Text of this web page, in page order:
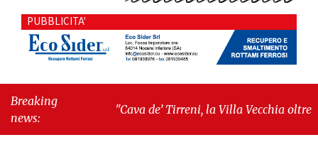
PUBBLICITA'
Breaking
news:
"Cava de’ Tirreni, la Villa Vecchia oltre i